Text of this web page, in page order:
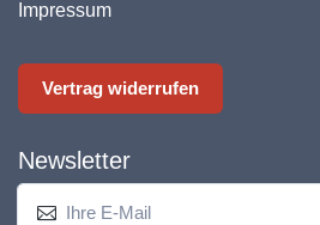
Impressum
Vertrag widerrufen
Newsletter